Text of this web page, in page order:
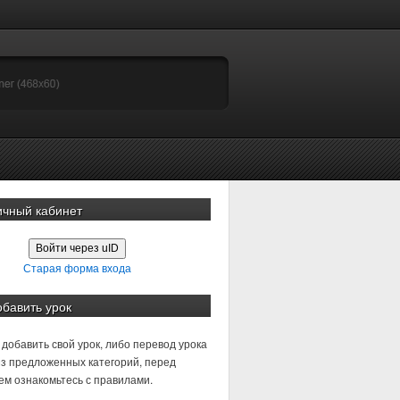
кабинет
Войти через uID
Старая форма входа
урок
свой урок, либо перевод урока
предложенных категорий, перед
ознакомьтесь с правилами.